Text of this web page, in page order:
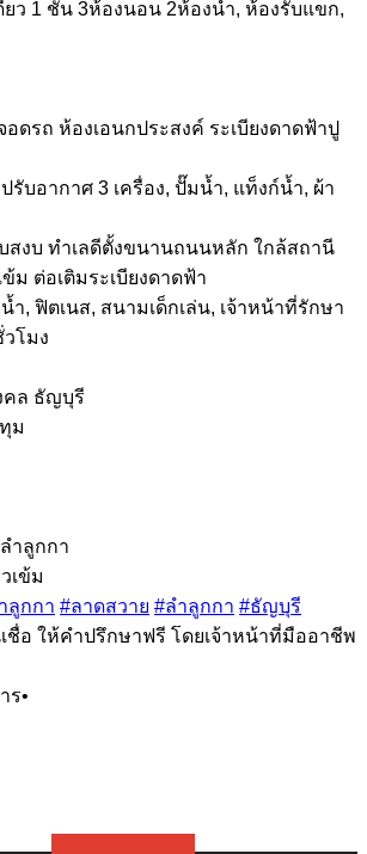
ยว 1 ชั้น 3ห้องนอน 2ห้องน้ำ, ห้องรับแขก,
อดรถ ห้องเอนกประสงค์ ระเบียงดาดฟ้าปู
ปรับอากาศ 3 เครื่อง, ปั๊มน้ำ, แท็งก์น้ำ, ผ้า
สงบ ทำเลดีตั้งขนานถนนหลัก ใกล้สถานี
ม ต่อเติมระเบียงดาดฟ้า
ำ, ฟิตเนส, สนามเด็กเล่น, เจ้าหน้าที่รักษา
โมง
คล ธัญบุรี
ม
ำลูกกา
เข้ม
ลูกกา #ลาดสวาย #ลำลูกกา #ธัญบุรี
ชื่อ ให้คำปรึกษาฟรี โดยเจ้าหน้าที่มืออาชีพ
ร•